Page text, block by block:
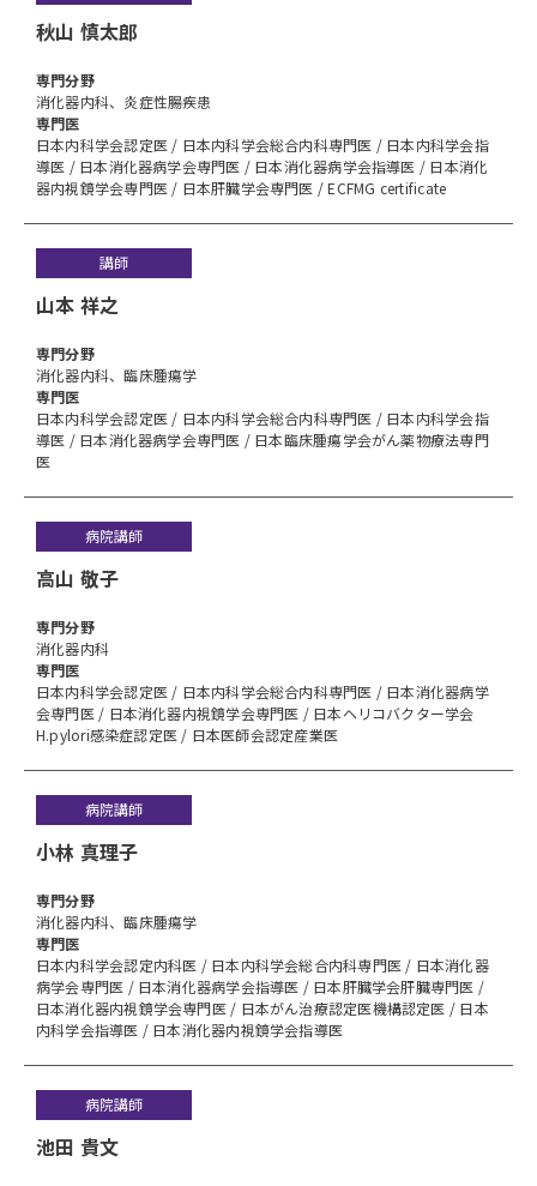
秋山 慎太郎
専⾨分野
消化器内科、炎症性腸疾患
専門医
日本内科学会認定医 / 日本内科学会総合内科専門医 / 日本内科学会指
導医 / 日本消化器病学会専門医 / 日本消化器病学会指導医 / 日本消化
器内視鏡学会専門医 / 日本肝臓学会専門医 / ECFMG certificate
講師
山本 祥之
専⾨分野
消化器内科、臨床腫瘍学
専門医
日本内科学会認定医 / 日本内科学会総合内科専門医 / 日本内科学会指
導医 / 日本消化器病学会専門医 / 日本臨床腫瘍学会がん薬物療法専門
医
病院講師
高山 敬子
専⾨分野
消化器内科
専門医
日本内科学会認定医 / 日本内科学会総合内科専門医 / 日本消化器病学
会専門医 / 日本消化器内視鏡学会専門医 / 日本ヘリコバクター学会
H.pylori感染症認定医 / 日本医師会認定産業医
病院講師
小林 真理子
専⾨分野
消化器内科、臨床腫瘍学
専門医
日本内科学会認定内科医 / 日本内科学会総合内科専門医 / 日本消化器
病学会専門医 / 日本消化器病学会指導医 / 日本肝臓学会肝臓専門医 /
日本消化器内視鏡学会専門医 / 日本がん治療認定医機構認定医 / 日本
内科学会指導医 / 日本消化器内視鏡学会指導医
病院講師
池田 貴文